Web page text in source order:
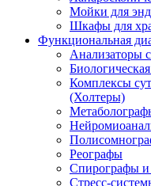
Мойки для
Шкафы для
Функциональная
Анализаторы
Комплексы
(Холтеры)
Реографы
Спирографы
Стресс-